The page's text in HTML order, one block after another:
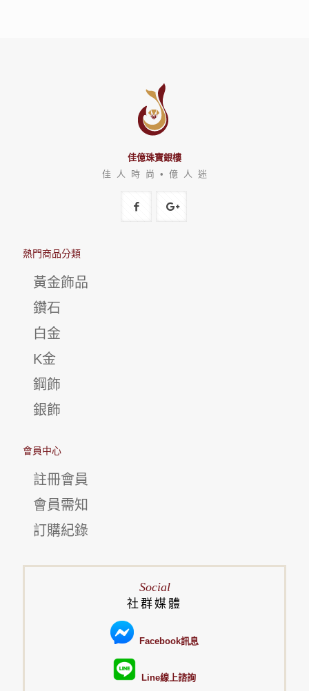
佳億珠寶銀樓
佳 人 時 尚 • 億 人 迷
熱門商品分類
黃金飾品
鑽石
白金
K金
鋼飾
銀飾
會員中心
註冊會員
會員需知
訂購紀錄
Social
社群媒體
Facebook訊息
Line線上諮詢